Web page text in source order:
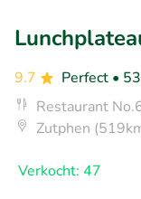
9.7 Perfect •
Restaurant
Zutphen
Verkocht: 47